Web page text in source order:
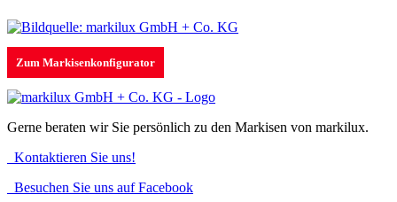
Zum Markisenkonfigurator
Gerne beraten wir Sie persönlich zu den Markisen von markilux.
Kontaktieren Sie uns!
Besuchen Sie uns auf Facebook